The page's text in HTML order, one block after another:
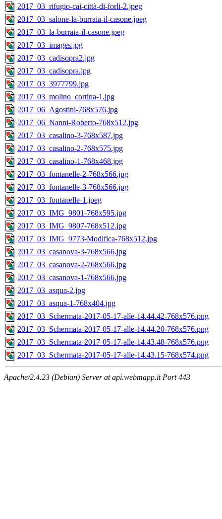
2017_03_rifugio-cai-città-di-forli-2.jpeg
2017_03_salone-la-burraia-il-casone.jpeg
2017_03_la-burraia-il-casone.jpeg
2017_03_images.jpg
2017_03_cadisopra2.jpg
2017_03_cadisopra.jpg
2017_03_3977799.jpg
2017_03_molino_cortina-1.jpg
2017_06_Agostini-768x576.jpg
2017_06_Nanni-Roberto-768x512.jpg
2017_03_casalino-3-768x587.jpg
2017_03_casalino-2-768x575.jpg
2017_03_casalino-1-768x468.jpg
2017_03_fontanelle-2-768x566.jpg
2017_03_fontanelle-3-768x566.jpg
2017_03_fontanelle-1.jpeg
2017_03_IMG_9801-768x595.jpg
2017_03_IMG_9807-768x512.jpg
2017_03_IMG_9773-Modifica-768x512.jpg
2017_03_casanova-3-768x566.jpg
2017_03_casanova-2-768x566.jpg
2017_03_casanova-1-768x566.jpg
2017_03_asqua-2.jpg
2017_03_asqua-1-768x404.jpg
2017_03_Schermata-2017-05-17-alle-14.44.42-768x576.png
2017_03_Schermata-2017-05-17-alle-14.44.20-768x576.png
2017_03_Schermata-2017-05-17-alle-14.43.48-768x576.png
2017_03_Schermata-2017-05-17-alle-14.43.15-768x574.png
Apache/2.4.23 (Debian) Server at api.webmapp.it Port 443